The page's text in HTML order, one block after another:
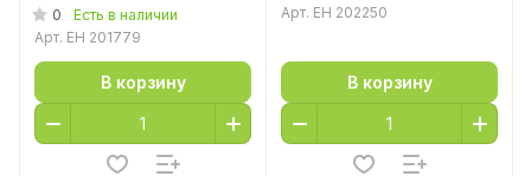
0
Есть в наличии
Арт. EH 201779
В корзину
Арт. EH 202250
В корзину